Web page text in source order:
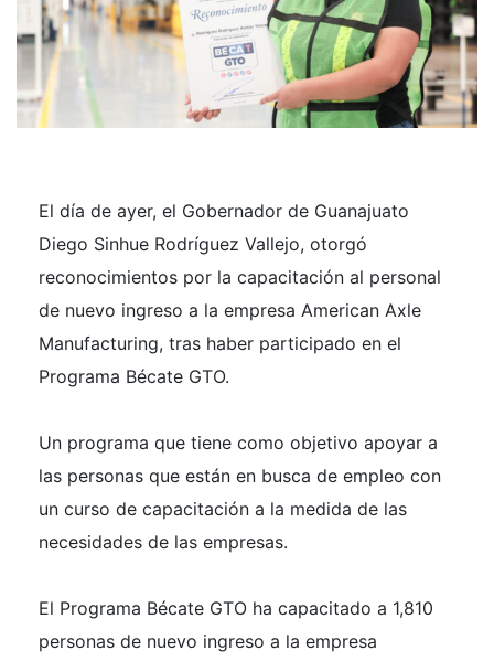
El día de ayer, el Gobernador de Guanajuato
Diego Sinhue Rodríguez Vallejo, otorgó
reconocimientos por la capacitación al personal
de nuevo ingreso a la empresa American Axle
Manufacturing, tras haber participado en el
Programa Bécate GTO.
Un programa que tiene como objetivo apoyar a
las personas que están en busca de empleo con
un curso de capacitación a la medida de las
necesidades de las empresas.
El Programa Bécate GTO ha capacitado a 1,810
personas de nuevo ingreso a la empresa